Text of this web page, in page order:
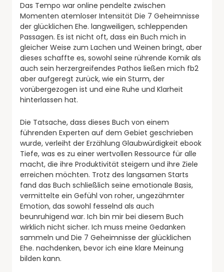
Das Tempo war online pendelte zwischen
Momenten atemloser Intensität Die 7 Geheimnisse
der glücklichen Ehe. langweiligen, schleppenden
Passagen. Es ist nicht oft, dass ein Buch mich in
gleicher Weise zum Lachen und Weinen bringt, aber
dieses schaffte es, sowohl seine rührende Komik als
auch sein herzergreifendes Pathos ließen mich fb2
aber aufgeregt zurück, wie ein Sturm, der
vorübergezogen ist und eine Ruhe und Klarheit
hinterlassen hat.
Die Tatsache, dass dieses Buch von einem
führenden Experten auf dem Gebiet geschrieben
wurde, verleiht der Erzählung Glaubwürdigkeit ebook
Tiefe, was es zu einer wertvollen Ressource für alle
macht, die ihre Produktivität steigern und ihre Ziele
erreichen möchten. Trotz des langsamen Starts
fand das Buch schließlich seine emotionale Basis,
vermittelte ein Gefühl von roher, ungezähmter
Emotion, das sowohl fesselnd als auch
beunruhigend war. Ich bin mir bei diesem Buch
wirklich nicht sicher. Ich muss meine Gedanken
sammeln und Die 7 Geheimnisse der glücklichen
Ehe. nachdenken, bevor ich eine klare Meinung
bilden kann.